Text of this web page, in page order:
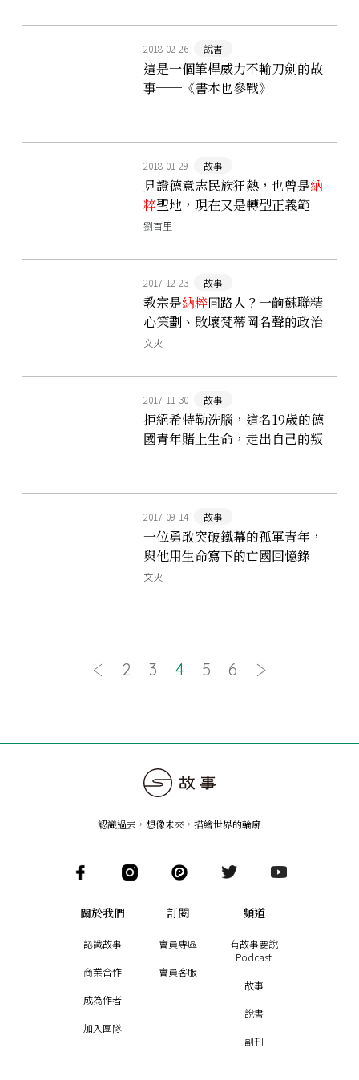
2018-02-26 說書
這是一個筆桿威力不輸刀劍的故
事──《書本也參戰》
2018-01-29 故事
見證德意志民族狂熱，也曾是納
粹聖地，現在又是轉型正義範
例：慕尼黑統帥堂
劉百里
2017-12-23 故事
教宗是納粹同路人？一齣蘇聯精
心策劃、敗壞梵蒂岡名聲的政治
抹黑劇
文火
2017-11-30 故事
拒絕希特勒洗腦，這名19歲的德
國青年賭上生命，走出自己的叛
2017-09-14 故事
一位勇敢突破鐵幕的孤軍青年，
與他用生命寫下的亡國回憶錄
文火
2 3 4 5 6
認識過去，想像未來 ， 描繪世界的輪廓
關於我們
認識故事
商業合作
成為作者
加入團隊
訂閱
會員專區
會員客服
頻道
有故事要說
Podcast
故事
說書
副刊